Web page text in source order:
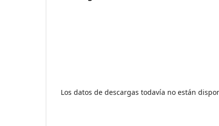
Los datos de descargas todavía no están